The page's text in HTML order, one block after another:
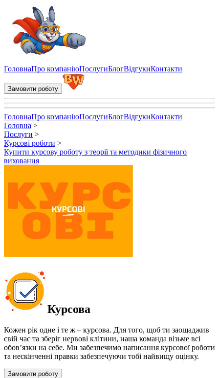
Купити курсову роботу з теорії та методики фізичного
ГоловнаПро компаніюПослугиБлогВідгукиКонтакти
Замовити роботу
ГоловнаПро компаніюПослугиБлогВідгукиКонтакти
Головна >
Послуги >
Курсові роботи >
Купити курсову роботу з теорії та методики фізичного
виховання
Курсова
Кожен рік одне і те ж – курсова. Для того, щоб ти заощаджив
свій час та зберіг нервові клітини, наша команда візьме всі
обов’язки на себе. Ми забезпечимо написання курсової роботи
та нескінченні правки забезпечуючи тобі найвищу оцінку.
Замовити роботу